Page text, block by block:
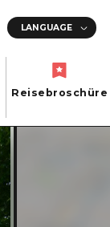
Reisebroschüre